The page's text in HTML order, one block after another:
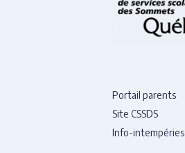
Portail parents
Site CSSDS
Info-intempéries